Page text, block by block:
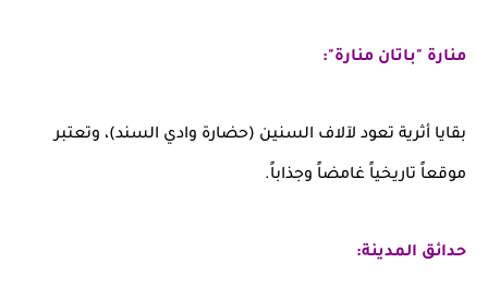
منارة "باتان منارة":
بقايا أثرية تعود لآلاف السنين (حضارة وادي السند)، وتعتبر
موقعاً تاريخياً غامضاً وجذاباً.
حدائق المدينة: